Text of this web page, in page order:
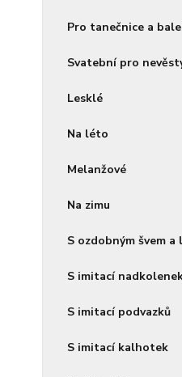
Pro tanečnice a
Svatební pro
Lesklé
Na léto
Melanžové
Na zimu
S ozdobným švem a
S imitací
S imitací podvazků
S imitací kalhotek